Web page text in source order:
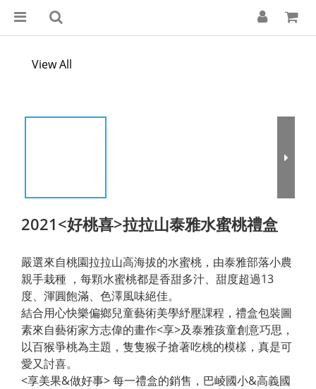
View All
2021<好桃喜>拉拉山泰雅水蜜桃禮盒
嚴選來自桃園拉拉山高海拔的水蜜桃，由泰雅部落小農
親手栽種 ，每顆水蜜桃都是香甜多汁、甜度超過13
度、渾圓飽滿、色澤風味絕佳。
結合用心快樂偏鄉兒童藝術美學紓壓課程，禮盒包裝圖
素來自藝術家方志偉的畫作<享>及泰雅孩童創意巧思，
以百猴爭桃為主題，隻隻猴子搶著吃桃的模樣，真是可
愛又討喜。
<享美果&做好事> 每一禮盒的銷售，巴崚國小&高義國